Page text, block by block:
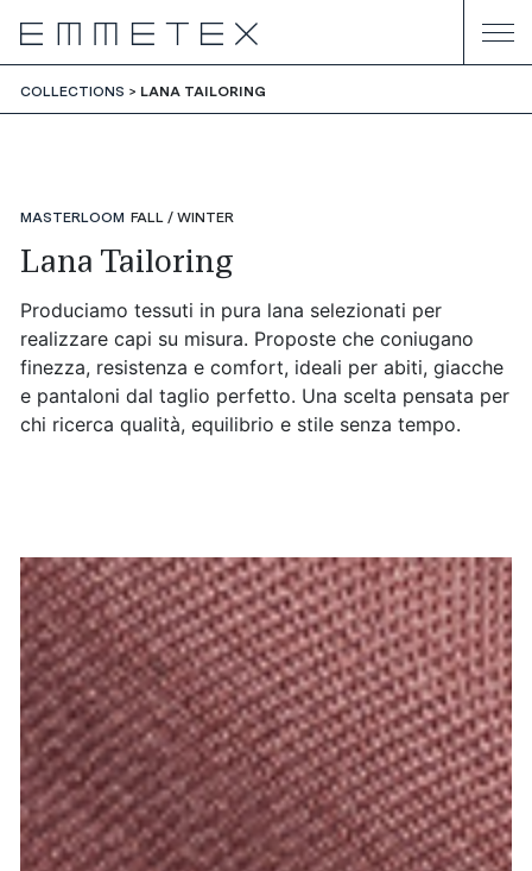
COLLECTIONS LANA TAILORING
MASTERLOOM FALL / WINTER
Lana Tailoring
Produciamo tessuti in pura lana selezionati per
realizzare capi su misura. Proposte che coniugano
finezza, resistenza e comfort, ideali per abiti, giacche
e pantaloni dal taglio perfetto. Una scelta pensata per
chi ricerca qualità, equilibrio e stile senza tempo.